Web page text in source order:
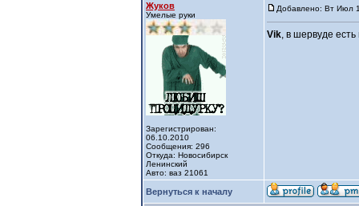
Жуков
Умелые руки
Зарегистрирован:
06.10.2010
Сообщения: 296
Откуда: Новосибирск
Ленинский
Авто: ваз 21061
Добавлено: Вт Июл
Vik, в шервуде есть
Вернуться к началу